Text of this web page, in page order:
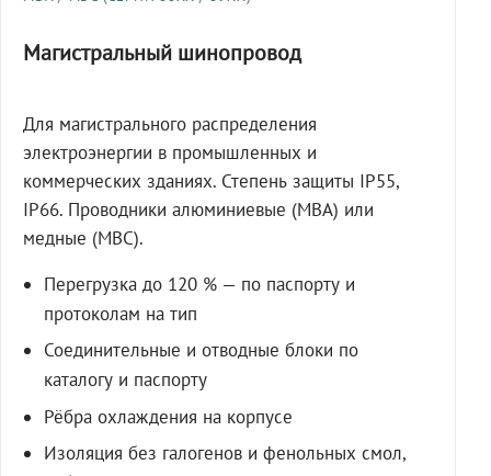
Магистральный шинопровод
Для магистрального распределения
электроэнергии в промышленных и
коммерческих зданиях. Степень защиты IP55,
IP66. Проводники алюминиевые (МВА) или
медные (МВС).
Перегрузка до 120 % — по паспорту и
протоколам на тип
Соединительные и отводные блоки по
каталогу и паспорту
Рёбра охлаждения на корпусе
Изоляция без галогенов и фенольных смол,